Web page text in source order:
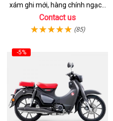
xám ghi mới, hàng chính ngạch
giá tốt nhất thị trường
Contact us
(85)
-5%